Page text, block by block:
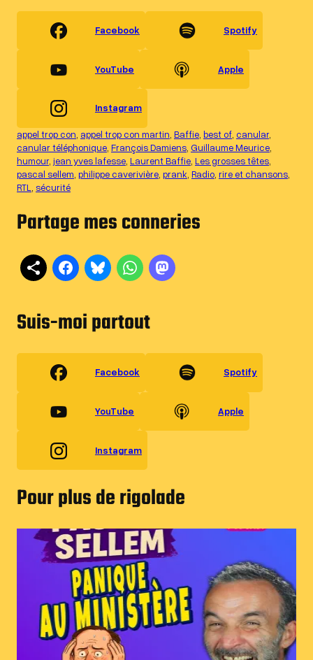
Facebook Spotify
YouTube Apple
Instagram
appel trop con appel trop con martin Baffie best of canular
canular téléphonique François Damiens Guillaume Meurice
humour jean yves lafesse Laurent Baffie Les grosses têtes
pascal sellem philippe caverivière prank Radio rire et chansons
RTL
sécurité
Partage mes conneries
Suis-moi partout
Facebook Spotify
YouTube Apple
Instagram
Pour plus de rigolade